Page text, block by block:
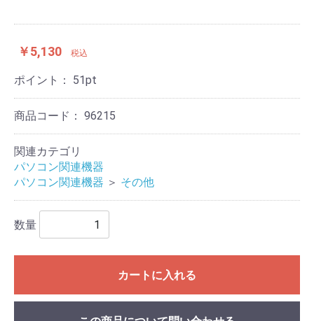
￥5,130 税込
ポイント： 51pt
商品コード： 96215
関連カテゴリ
パソコン関連機器
パソコン関連機器 ＞ その他
数量
カートに入れる